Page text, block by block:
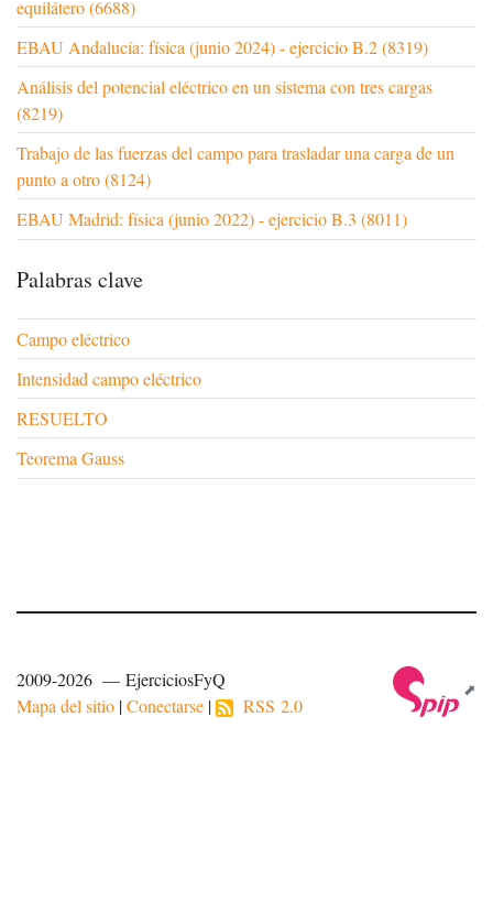
equilátero (6688)
EBAU Andalucía: física (junio 2024) - ejercicio B.2 (8319)
Análisis del potencial eléctrico en un sistema con tres cargas
(8219)
Trabajo de las fuerzas del campo para trasladar una carga de un
punto a otro (8124)
EBAU Madrid: física (junio 2022) - ejercicio B.3 (8011)
Palabras clave
Campo eléctrico
Intensidad campo eléctrico
RESUELTO
Teorema Gauss
2009-2026 — EjerciciosFyQ
Mapa del sitio |Conectarse | RSS 2.0